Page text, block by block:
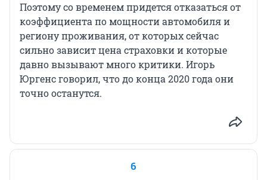
Поэтому со временем придется отказаться от
коэффициента по мощности автомобиля и
региону проживания, от которых сейчас
сильно зависит цена страховки и которые
давно вызывают много критики. Игорь
Юргенс говорил, что до конца 2020 года они
точно останутся.
6